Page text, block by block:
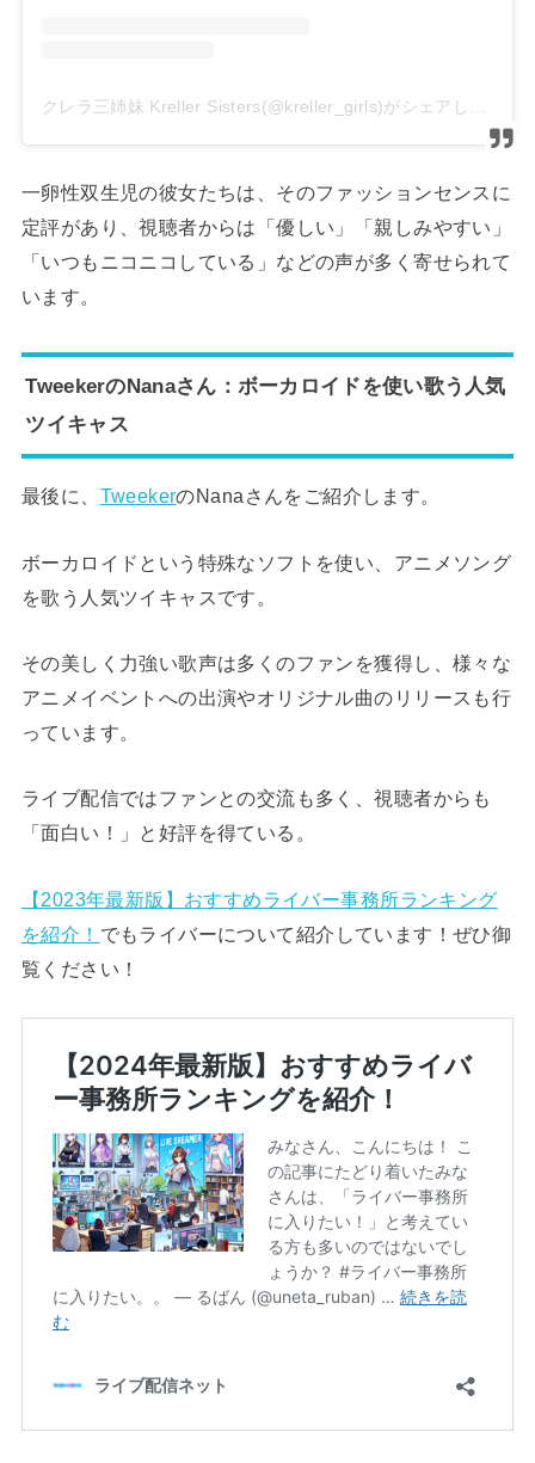
一卵性双生児の彼女たちは、そのファッションセンスに
定評があり、視聴者からは「優しい」「親しみやすい」
「いつもニコニコしている」などの声が多く寄せられて
います。
TweekerのNanaさん：ボーカロイドを使い歌う人気
ツイキャス
最後に、 TweekerのNanaさんをご紹介します。
ボーカロイドという特殊なソフトを使い、アニメソング
を歌う人気ツイキャスです。
その美しく力強い歌声は多くのファンを獲得し、様々な
アニメイベントへの出演やオリジナル曲のリリースも行
っています。
ライブ配信ではファンとの交流も多く、視聴者からも
「面白い！」と好評を得ている。
【2023年最新版】おすすめライバー事務所ランキング
を紹介！ でもライバーについて紹介しています！ぜひ御
覧ください！